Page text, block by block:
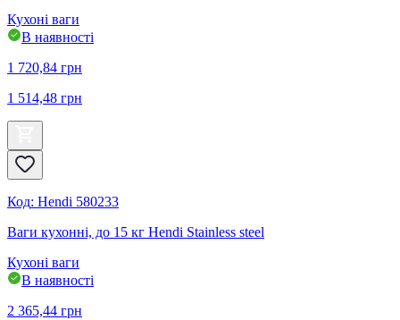
Кухоні ваги
В наявності
1 720,84 грн
1 514,48 грн
Код: Hendi 580233
Ваги кухонні, до 15 кг Hendi Stainless steel
Кухоні ваги
В наявності
2 365,44 грн